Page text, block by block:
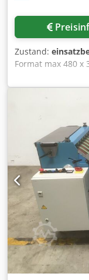
Zustand:
Format max 480
Überfalz max
Überfalz max 400
Überfalz max
Stationen • 3
Heftstation 335 •
Dickenkontrolle /
Cjdpfxed Hivme
Messer